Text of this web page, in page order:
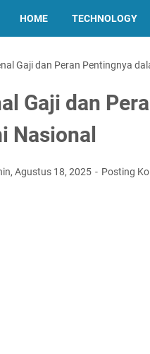
HOME TECHNOLOGY
Gaji dan Peran Pentingnya
Gaji dan
Nasional
Agustus 18, 2025 Posting